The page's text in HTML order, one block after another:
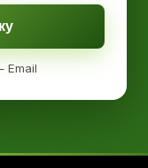
Email